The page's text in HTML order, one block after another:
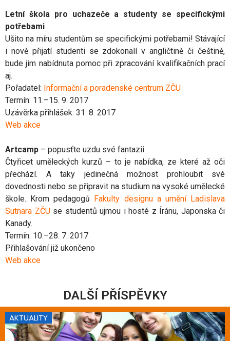
Letní škola pro uchazeče a studenty se specifickými
potřebami
Ušito na míru studentům se specifickými potřebami! Stávající
i nově přijatí studenti se zdokonalí v angličtině či češtině,
bude jim nabídnuta pomoc při zpracování kvalifikačních prací
aj.
Pořadatel: Informační a poradenské centrum ZČU
Termín: 11.–15. 9. 2017
Uzávěrka přihlášek: 31. 8. 2017
Web akce
Artcamp – popusťte uzdu své fantazii
Čtyřicet uměleckých kurzů – to je nabídka, ze které až oči
přechází. A taky jedinečná možnost prohloubit své
dovednosti nebo se připravit na studium na vysoké umělecké
škole. Krom pedagogů Fakulty designu a umění Ladislava
Sutnara ZČUse studentů ujmou i hosté z Íránu, Japonska či
Kanady.
Termín: 10.–28. 7. 2017
Přihlašování již ukončeno
Web akce
DALŠÍ PŘÍSPĚVKY
AKTUALITY